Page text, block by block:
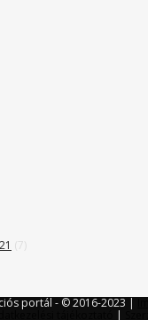
(7)
portál - © 2016-2023 |
|